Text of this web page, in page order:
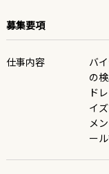
募集要項
仕事内容
バ
の
ド
イ
メ
ー